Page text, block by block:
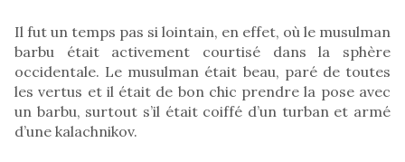
Il fut un temps pas si lointain, en effet, où le musulman
barbu était activement courtisé dans la sphère
occidentale. Le musulman était beau, paré de toutes
les vertus et il était de bon chic prendre la pose avec
un barbu, surtout s’il était coiffé d’un turban et armé
d’une kalachnikov.